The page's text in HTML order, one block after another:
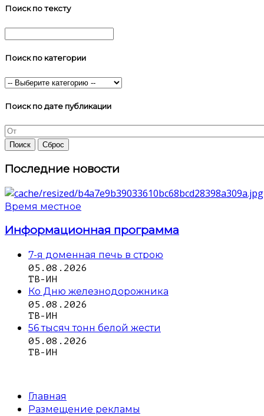
Поиск по тексту
Поиск по категории
Поиск по дате публикации
Последние новости
Время местное
Информационная программа
7-я доменная печь в строю
05.08.2026
ТВ-ИН
Ко Дню железнодорожника
05.08.2026
ТВ-ИН
56 тысяч тонн белой жести
05.08.2026
ТВ-ИН
Главная
Размещение рекламы